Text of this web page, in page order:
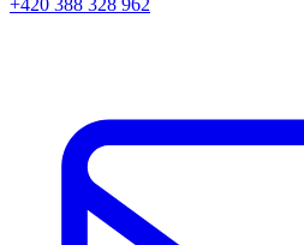
+420 388 328 962